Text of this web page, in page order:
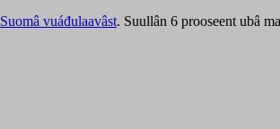
Suomâ vuáđulaavâst. Suullân 6 prooseent ubâ